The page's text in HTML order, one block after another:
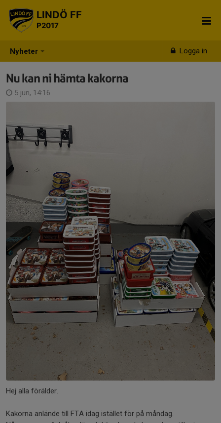
Nyheter Logga in
LINDÖ FF
P2017
Nu kan ni hämta kakorna
5 jun, 14:16
Hej alla förälder.
Kakorna anlände till FTA idag istället för på måndag.